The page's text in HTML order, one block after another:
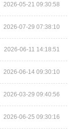
2026-05-21 09:30:58
2026-07-29 07:38:10
2026-06-11 14:18:51
2026-06-14 09:30:10
2026-03-29 09:40:56
2026-06-25 09:30:16